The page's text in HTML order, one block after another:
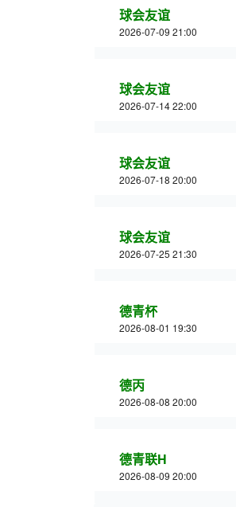
球会友谊
2026-07-09 21:00
球会友谊
2026-07-14 22:00
球会友谊
2026-07-18 20:00
球会友谊
2026-07-25 21:30
德青杯
2026-08-01 19:30
德丙
2026-08-08 20:00
德青联H
2026-08-09 20:00